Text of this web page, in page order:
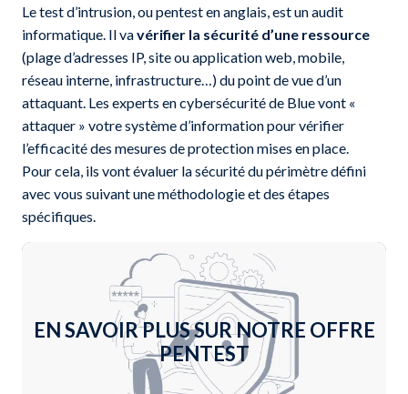
Le test d’intrusion, ou pentest en anglais, est un audit
informatique. Il vavérifier la sécurité d’une ressource
(plage d’adresses IP, site ou application web, mobile,
réseau interne, infrastructure…) du point de vue d’un
attaquant. Les experts en cybersécurité de Blue vont «
attaquer » votre système d’information pour vérifier
l’efficacité des mesures de protection mises en place.
Pour cela, ils vont évaluer la sécurité du périmètre défini
avec vous suivant une méthodologie et des étapes
spécifiques.
EN SAVOIR PLUS SUR NOTRE OFFRE
PENTEST